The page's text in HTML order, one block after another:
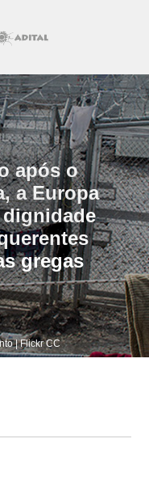
após o
a Europa
gregas
| Flickr CC